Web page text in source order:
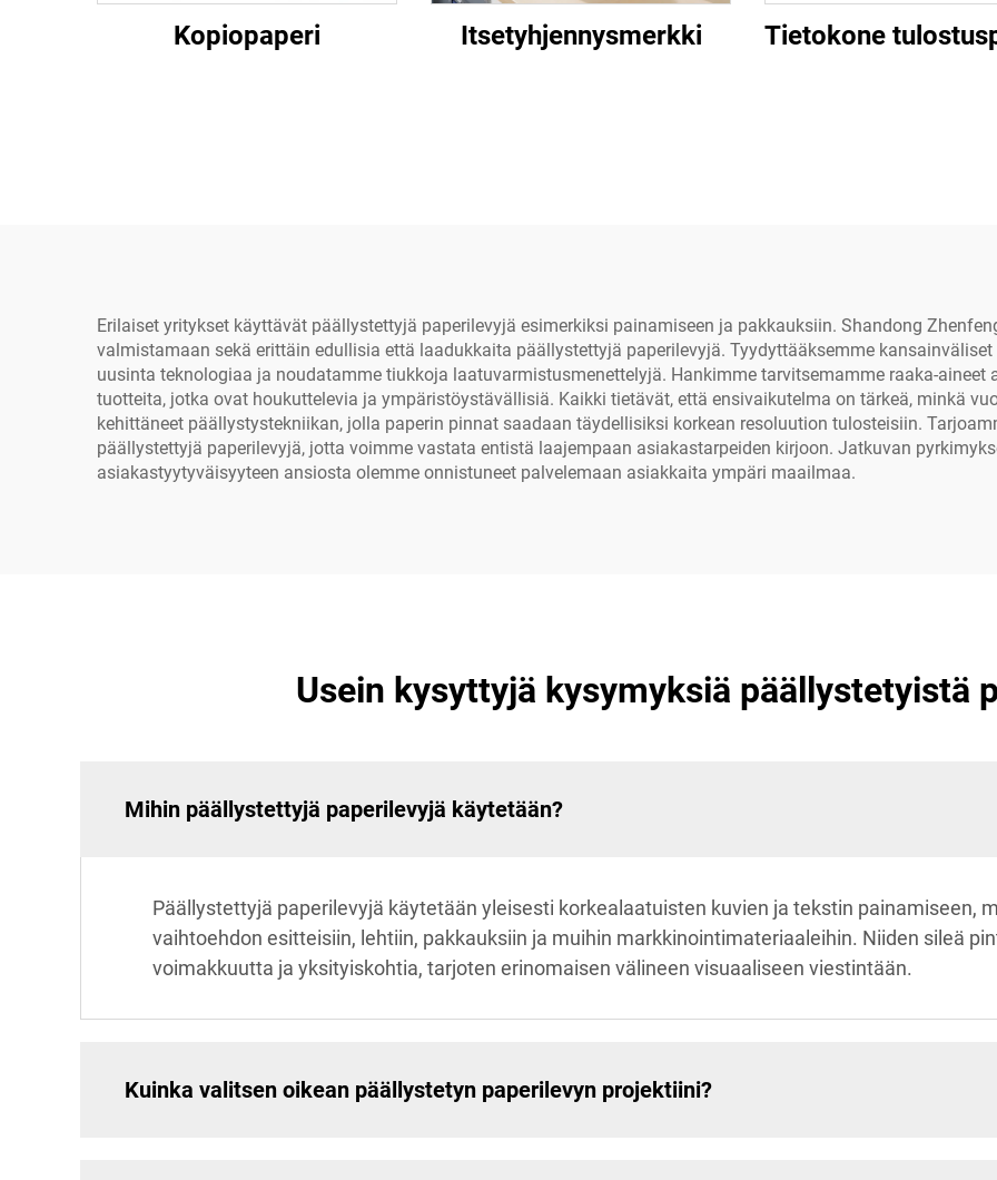
Kopiopaperi Itsetyhjennysmerkki Tietokone
Erilaiset yritykset käyttävät päällystettyjä paperilevyjä esimerkiksi painamiseen ja pakkauksiin. Shandong
valmistamaan sekä erittäin edullisia että laadukkaita päällystettyjä paperilevyjä. Tyydyttääksemme
uusinta teknologiaa ja noudatamme tiukkoja laatuvarmistusmenettelyjä. Hankimme tarvitsemamme raaka-
tuotteita, jotka ovat houkuttelevia ja ympäristöystävällisiä. Kaikki tietävät, että ensivaikutelma on tärkeä, minkä
kehittäneet päällystystekniikan, jolla paperin pinnat saadaan täydellisiksi korkean resoluution tulosteisiin.
päällystettyjä paperilevyjä, jotta voimme vastata entistä laajempaan asiakastarpeiden kirjoon. Jatkuvan
asiakastyytyväisyyteen ansiosta olemme onnistuneet palvelemaan asiakkaita ympäri maailmaa.
Usein kysyttyjä kysymyksiä päällystetyistä
Mihin päällystettyjä paperilevyjä käytetään?
Päällystettyjä paperilevyjä käytetään yleisesti korkealaatuisten kuvien ja tekstin painamiseen,
vaihtoehdon esitteisiin, lehtiin, pakkauksiin ja muihin markkinointimateriaaleihin. Niiden sileä
voimakkuutta ja yksityiskohtia, tarjoten erinomaisen välineen visuaaliseen viestintään.
Kuinka valitsen oikean päällystetyn paperilevyn projektiini?